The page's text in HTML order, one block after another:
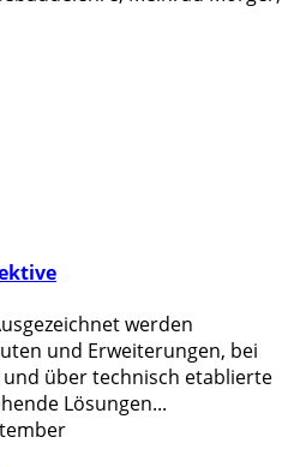
werden
und Erweiterungen, bei
über technisch etablierte
Lösungen...